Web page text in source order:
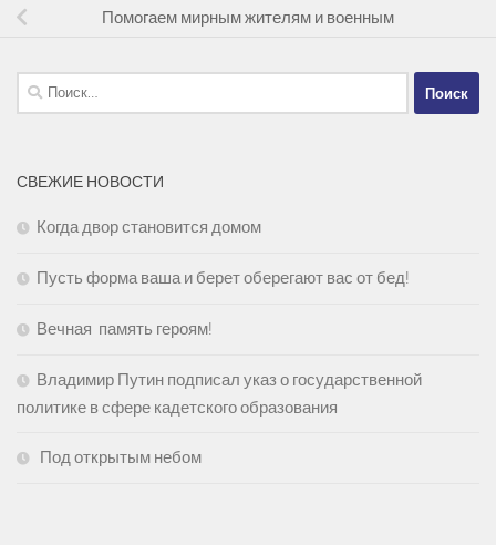
Помогаем мирным жителям и военным
Найти:
СВЕЖИЕ НОВОСТИ
Когда двор становится домом
Пусть форма ваша и берет оберегают вас от бед!
Вечная память героям!
Владимир Путин подписал указ о государственной
политике в сфере кадетского образования
Под открытым небом